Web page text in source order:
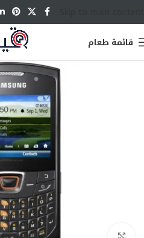
قائمة طعام